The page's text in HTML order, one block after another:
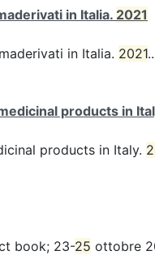
in Italia. 2021
in Italia. 2021
products in
products in Italy.
book; 23-25 ottobre